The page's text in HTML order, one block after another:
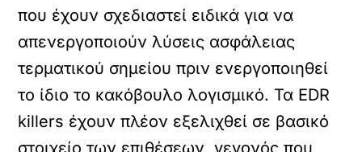
που έχουν σχεδιαστεί ειδικά για να
απενεργοποιούν λύσεις ασφάλειας
τερματικού σημείου πριν ενεργοποιηθεί
το ίδιο το κακόβουλο λογισμικό. Τα EDR
killers έχουν πλέον εξελιχθεί σε βασικό
στοιχείο των επιθέσεων, γεγονός που